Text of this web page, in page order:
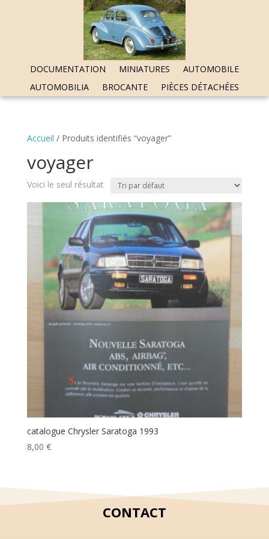
DOCUMENTATION MINIATURES
AUTOMOBILE
AUTOMOBILIA
BROCANTE PIÈCES DÉTACHÉES
Accueil / Produits identifiés “voyager”
voyager
Voici le seul résultat
catalogue Chrysler Saratoga 1993
8,00 €
CONTACT